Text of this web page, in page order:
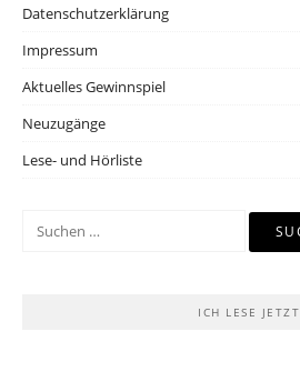
Datenschutzerklärung
Impressum
Aktuelles Gewinnspiel
Neuzugänge
Lese- und Hörliste
Suchen
ICH LESE JETZT